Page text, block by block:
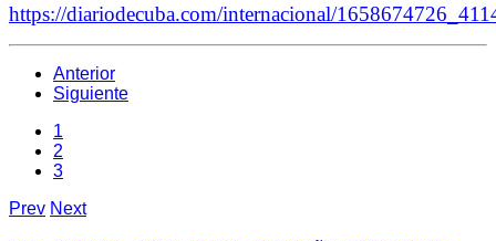
https://diariodecuba.com/internacional/
Anterior
Siguiente
1
2
3
Prev Next